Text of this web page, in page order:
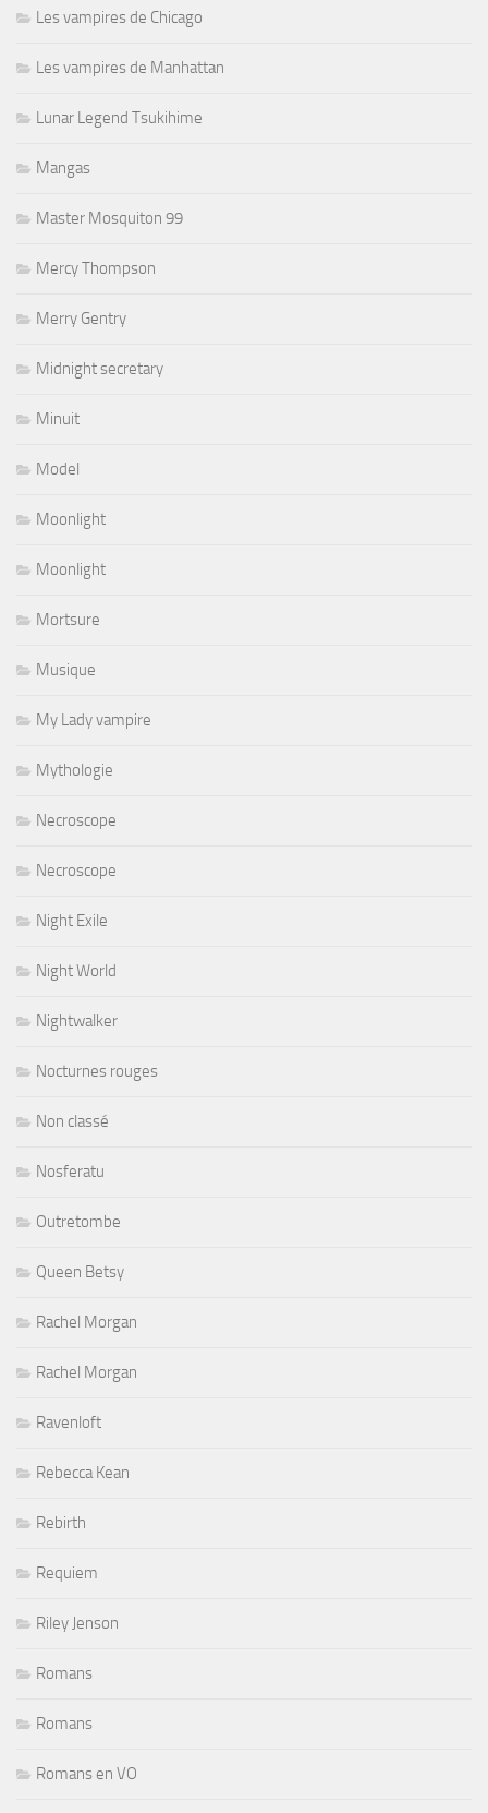
Les vampires de Chicago
Les vampires de Manhattan
Lunar Legend Tsukihime
Mangas
Master Mosquiton 99
Mercy Thompson
Merry Gentry
Midnight secretary
Minuit
Model
Moonlight
Moonlight
Mortsure
Musique
My Lady vampire
Mythologie
Necroscope
Necroscope
Night Exile
Night World
Nightwalker
Nocturnes rouges
Non classé
Nosferatu
Outretombe
Queen Betsy
Rachel Morgan
Rachel Morgan
Ravenloft
Rebecca Kean
Rebirth
Requiem
Riley Jenson
Romans
Romans
Romans en VO